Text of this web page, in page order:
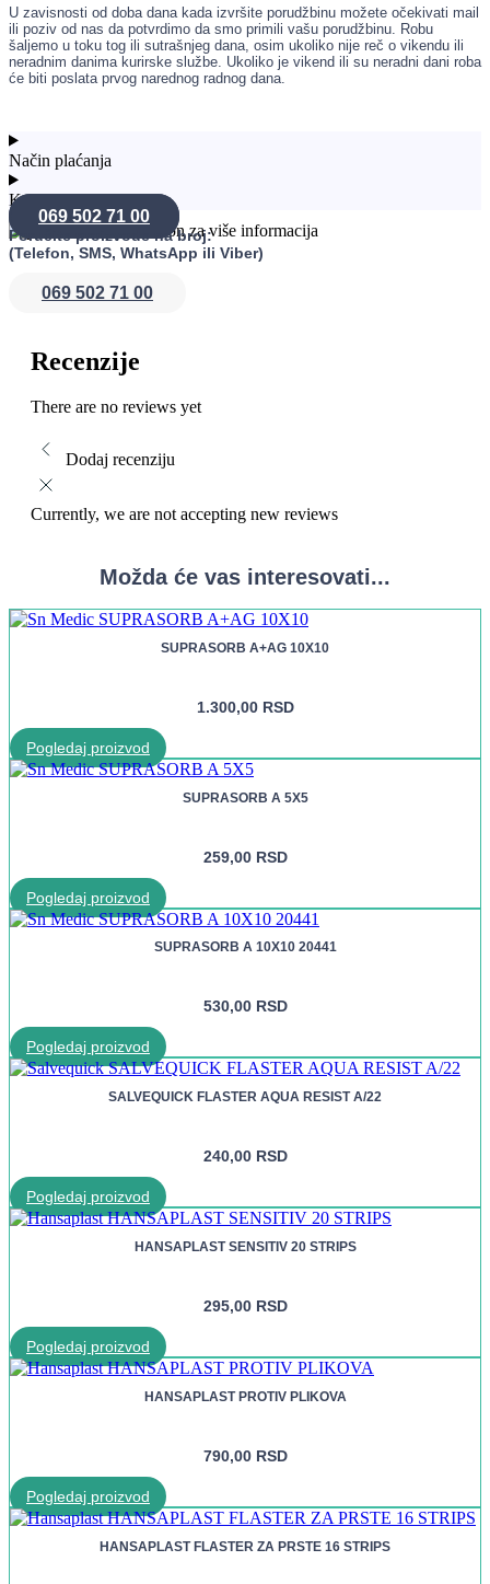
U zavisnosti od doba dana kada izvršite porudžbinu možete očekivati mail
ili poziv od nas da potvrdimo da smo primili vašu porudžbinu. Robu
šaljemo u toku tog ili sutrašnjeg dana, osim ukoliko nije reč o vikendu ili
neradnim danima kurirske službe. Ukoliko je vikend ili su neradni dani roba
će biti poslata prvog narednog radnog dana.
Način plaćanja
Konsultacije
069 502 71 00
Poručite proizvode na broj:
(Telefon, SMS, WhatsApp ili Viber)
069 502 71 00
Recenzije
There are no reviews yet
Dodaj recenziju
Currently, we are not accepting new reviews
Možda će vas interesovati...
SUPRASORB A+AG 10X10
1.300,00 RSD
Pogledaj proizvod
SUPRASORB A 5X5
259,00 RSD
Pogledaj proizvod
SUPRASORB A 10X10 20441
530,00 RSD
Pogledaj proizvod
SALVEQUICK FLASTER AQUA RESIST A/22
240,00 RSD
Pogledaj proizvod
HANSAPLAST SENSITIV 20 STRIPS
295,00 RSD
Pogledaj proizvod
HANSAPLAST PROTIV PLIKOVA
790,00 RSD
Pogledaj proizvod
HANSAPLAST FLASTER ZA PRSTE 16 STRIPS